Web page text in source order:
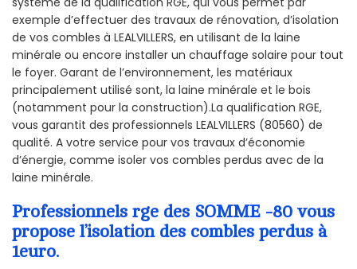
exemple d’effectuer des travaux de rénovation, d’isolation
de vos combles à LEALVILLERS, en utilisant de la laine
minérale ou encore installer un chauffage solaire pour tout
le foyer. Garant de l’environnement, les matériaux
principalement utilisé sont, la laine minérale et le bois
(notamment pour la construction).La qualification RGE,
vous garantit des professionnels LEALVILLERS (80560) de
qualité. A votre service pour vos travaux d’économie
d’énergie, comme isoler vos combles perdus avec de la
laine minérale.
Professionnels rge des SOMME -80 vous
propose l’isolation des combles perdus à
1euro.